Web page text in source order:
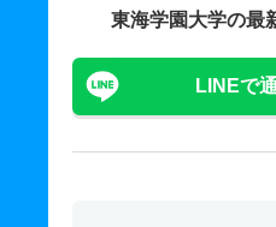
東海学園大学の最
LINEで